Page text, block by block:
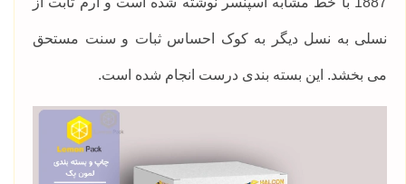
نسلی به نسل دیگر به کوک احساس ثبات و سنت مستحق
می بخشد. این بسته بندی درست انجام شده است.